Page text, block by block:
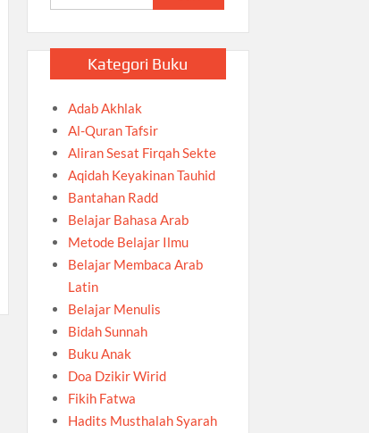
untuk:
Kategori Buku
Adab Akhlak
Al-Quran Tafsir
Aliran Sesat Firqah Sekte
Aqidah Keyakinan Tauhid
Bantahan Radd
Belajar Bahasa Arab
Metode Belajar Ilmu
Belajar Membaca Arab
Latin
Belajar Menulis
Bidah Sunnah
Buku Anak
Doa Dzikir Wirid
Fikih Fatwa
Hadits Musthalah Syarah